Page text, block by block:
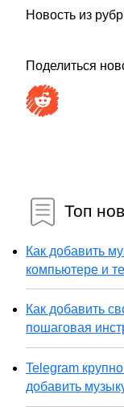
Новость из
Поделиться
Топ
Как добавить
компьютере и
Как добавить
пошаговая
Telegram
добавить